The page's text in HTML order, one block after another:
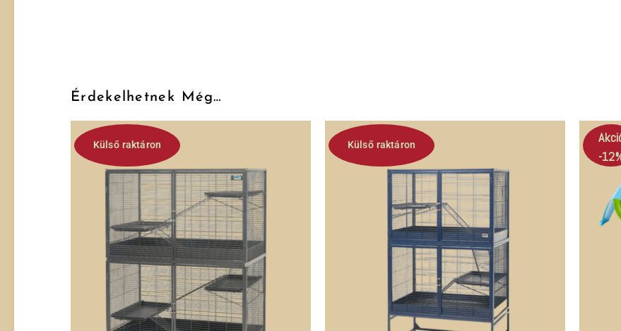
Érdekelhetnek Még…
Külső raktáron Külső raktáron
-